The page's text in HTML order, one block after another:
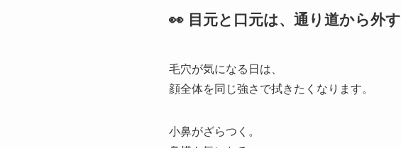
👀 目元と口元は、通り道から外す
毛穴が気になる日は、
顔全体を同じ強さで拭きたくなります。
小鼻がざらつく。